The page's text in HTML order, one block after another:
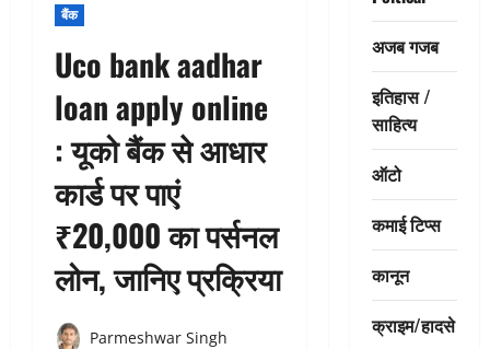
बैंक
Uco bank aadhar
loan apply online
: यूको बैंक से आधार
कार्ड पर पाएं
₹20,000 का पर्सनल
लोन, जानिए प्रक्रिया
Parmeshwar Singh
अजब गजब
इतिहास /
साहित्य
ऑटो
कमाई टिप्स
कानून
क्राइम/हादसे